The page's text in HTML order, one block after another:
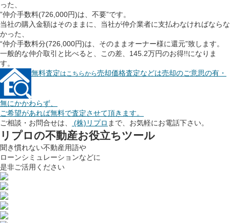
った、
”仲介手数料(726,000円)は、不要”です。
当社の購入金額はそのままに、当社が仲介業者に支払わなければならな
かった、
“仲介手数料分(726,000円)は、そのままオーナー様に還元”致します。
一般的な仲介取引と比べると、この差、 145.2万円のお得!!になりま
す。
無料査定はこちらから売却価格査定などは売却のご意思の有・
無にかかわらず、
ご希望があれば無料で査定させて頂きます。
ご相談・お問合せは、
(株)リプロ まで、お気軽にお電話下さい。
リプロの不動産お役立ちツール
聞き慣れない不動産用語や
ローンシミュレーションなどに
是非ご活用ください